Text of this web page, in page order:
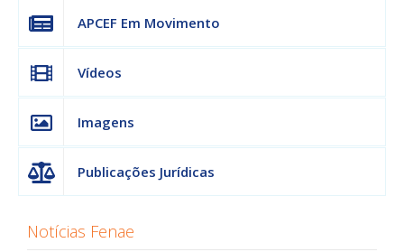
APCEF Em Movimento
Vídeos
Imagens
Publicações Jurídicas
Notícias Fenae